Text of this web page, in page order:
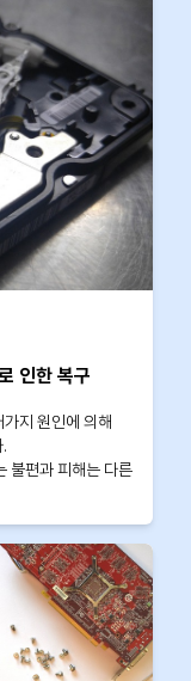
인한 복구
지 원인에 의해
불편과 피해는 다른